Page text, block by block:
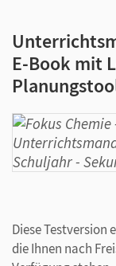
E-Book mit
Diese
die Ihnen nach